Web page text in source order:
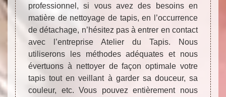
professionnel, si vous avez des besoins en
matière de nettoyage de tapis, en l’occurrence
de détachage, n’hésitez pas à entrer en contact
avec l’entreprise Atelier du Tapis. Nous
utiliserons les méthodes adéquates et nous
évertuons à nettoyer de façon optimale votre
tapis tout en veillant à garder sa douceur, sa
couleur, etc. Vous pouvez entièrement nous